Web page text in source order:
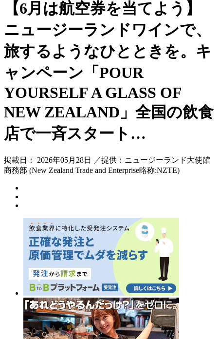
【6月は航空券を当てよう】
ニュージーランドワインで、
旅するようなひとときを。キ
ャンペーン「POUR
YOURSELF A GLASS OF
NEW ZEALAND」全国の飲食
店で一斉スタート…
掲載日： 2026年05月28日 ／提供：ニュージーランド大使館
商務部 (New Zealand Trade and Enterprise略称:NZTE)